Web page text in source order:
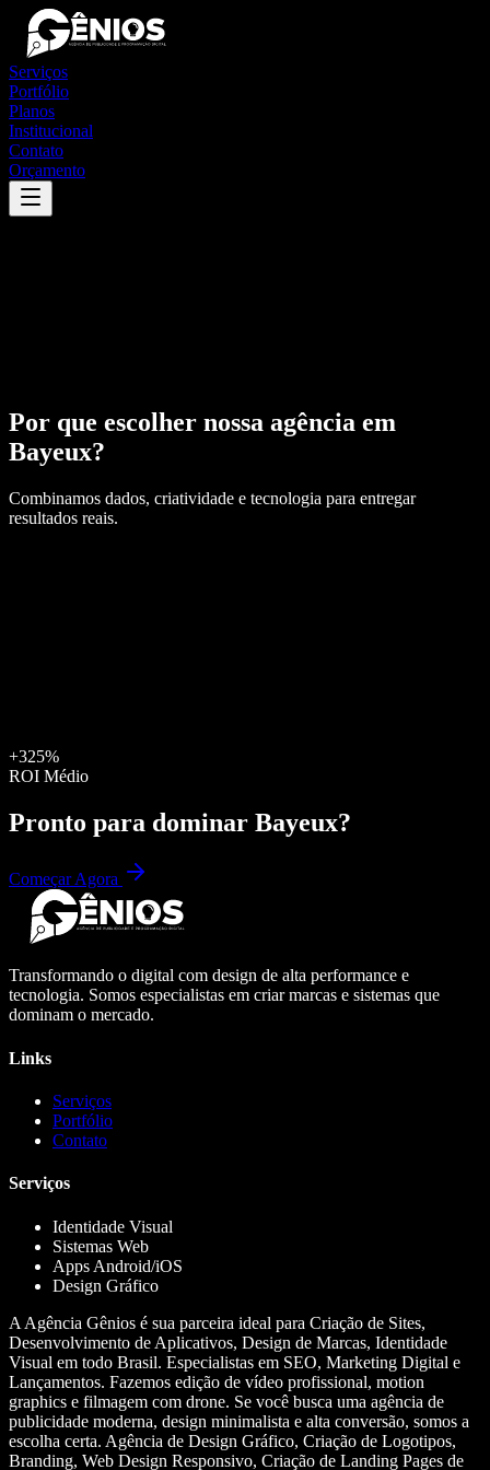
Serviços
Portfólio
Planos
Institucional
Contato
Orçamento
Por que escolher nossa agência em
Bayeux?
Combinamos dados, criatividade e tecnologia para entregar
resultados reais.
+325%
ROI Médio
Pronto para dominar Bayeux?
Começar Agora
Transformando o digital com design de alta performance e
tecnologia. Somos especialistas em criar marcas e sistemas que
dominam o mercado.
Links
Serviços
Portfólio
Contato
Serviços
Identidade Visual
Sistemas Web
Apps Android/iOS
Design Gráfico
A Agência Gênios é sua parceira ideal para Criação de Sites,
Desenvolvimento de Aplicativos, Design de Marcas, Identidade
Visual em todo Brasil. Especialistas em SEO, Marketing Digital e
Lançamentos. Fazemos edição de vídeo profissional, motion
graphics e filmagem com drone. Se você busca uma agência de
publicidade moderna, design minimalista e alta conversão, somos a
escolha certa. Agência de Design Gráfico, Criação de Logotipos,
Branding, Web Design Responsivo, Criação de Landing Pages de